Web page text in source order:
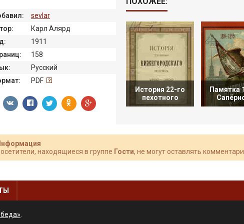
sevlar
Карл Алярд
1911
158
Русский
PDF
История 22-го
пехотного
Памятка
находящиеся в группе Гости, не могут оставлять